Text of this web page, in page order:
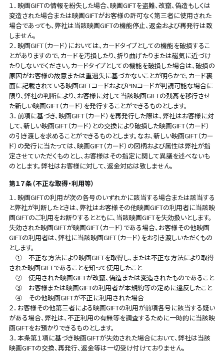
１．映画GIFTの情報を紛失した場合、映画GIFTを盗難、改竄、偽造もしくは
変造された場合または映画GIFTがお客様の許可なく第三者に使用された
場合であっても、弊社は当該映画GIFTの機能停止、返金および再発行は致
しません。
２．映画GIFT（カード）においては、カードタイプとしての機能を破損するこ
とがありますので、カードを汚損したり、折り曲げたりまたは磁気に近づけ
たりしないでください。カードタイプとしての機能を破損した場合は、破損の
原因がお客様の故意または重過失に基づかないことが明らかで、カード裏
面に記載されている映画GIFTコードおよびPINコードが判読可能な場合に
限り、弊社の判断により、お客様に対して当該映画GIFTの残高を移行させ
た新しい映画GIFT（カード）を発行することができるものとします。
３．前項に基づき、映画GIFT（カード）を再発行した際は、弊社はお客様に対
して、新しい映画GIFT（カード）との交換により破損した映画GIFT（カード）
の引き渡しを求めることができるものとします。なお、新しい映画GIFT（カー
ド）の発行に当たっては、映画GIFT（カード）の図柄および属性は弊社が指
定させていただくものとし、お客様はその指定に関して異議を述べないも
のとします。弊社はお客様に対して、返金対応は致しません。
第１７条（不正な取得・利用等）
１．映画GIFTの利用が次の各号のいずれかに該当する場合または該当する
と弊社が判断したときは、弊社はお客様その他映画GIFTの利用者に当該映
画GIFTのご利用をお断りするとともに、当該映画GIFTを失効扱いとします。
失効された映画GIFTが映画GIFT（カード）である場合、お客様その他映画
GIFTの利用者は、弊社に当該映画GIFT（カード）をお引き渡しいただくもの
とします。
① 不正な方法により映画GIFTを取得し、または不正な方法により取得
された映画GIFTであることを知って使用したこと
② 使用された映画GIFTが改竄、偽造または変造されたものであること
③ お客様または映画GIFTの利用者が本規約等の定めに違反したこと
④ その他映画GIFTが不正に利用された場合
２．お客様その他第三者による映画GIFTの利用が前項各号に該当する疑い
がある場合、弊社は、不正利用の有無等を調査するために一時的に当該映
画GIFTをお預かりできるものとします。
３．本条第１項に基づき映画GIFTが失効された場合において、弊社は当該
映画GIFTの交換、再発行、返金等は一切受け付けておりません。